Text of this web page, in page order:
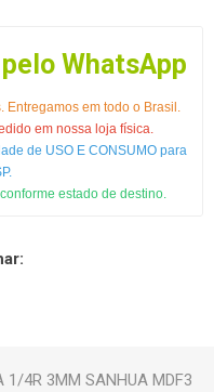
WhatsApp
Entregamos em todo o Brasil.
em nossa loja física.
de USO E CONSUMO para
estado de destino.
4R 3MM SANHUA MDF3